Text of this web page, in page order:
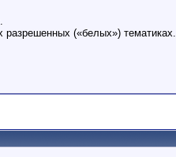
разрешенных («белых») тематиках.